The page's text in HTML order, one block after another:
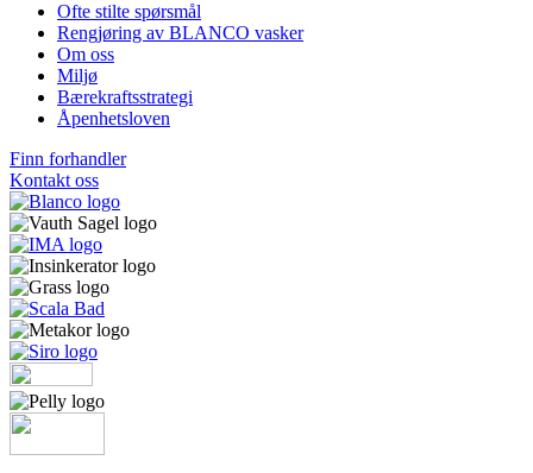
Ofte stilte spørsmål
Rengjøring av BLANCO vasker
Om oss
Miljø
Bærekraftsstrategi
Åpenhetsloven
Finn forhandler
Kontakt oss